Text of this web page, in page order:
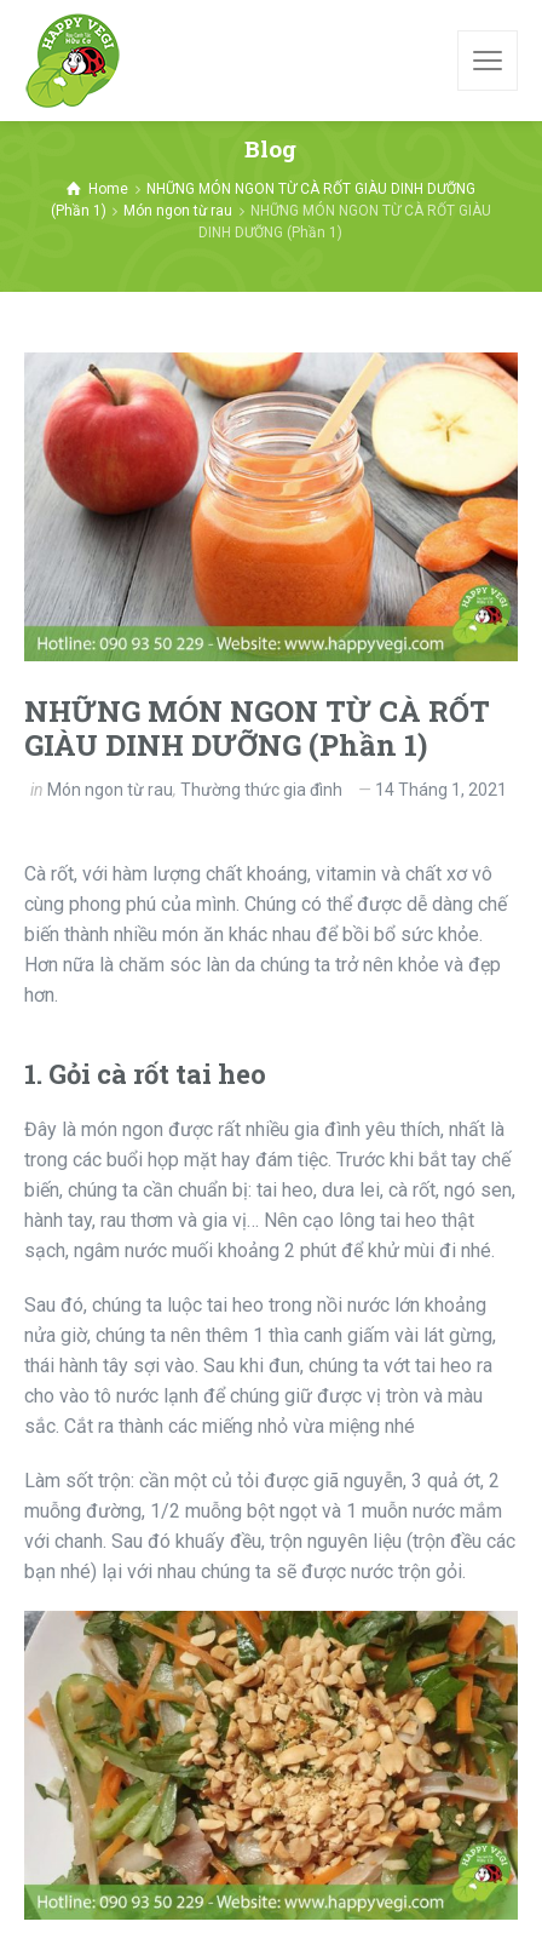
Blog
Home
NHỮNG MÓN NGON TỪ CÀ RỐT GIÀU DINH DƯỠNG
(Phần 1)
Món ngon từ rau
NHỮNG MÓN NGON TỪ CÀ RỐT GIÀU
DINH DƯỠNG (Phần 1)
NHỮNG MÓN NGON TỪ CÀ RỐT
GIÀU DINH DƯỠNG (Phần 1)
in Món ngon từ rau, Thường thức gia đình 14 Tháng 1, 2021
Cà rốt, với hàm lượng chất khoáng, vitamin và chất xơ vô
cùng phong phú của mình. Chúng có thể được dễ dàng chế
biến thành nhiều món ăn khác nhau để bồi bổ sức khỏe.
Hơn nữa là chăm sóc làn da chúng ta trở nên khỏe và đẹp
hơn.
1. Gỏi cà rốt tai heo
Đây là món ngon được rất nhiều gia đình yêu thích, nhất là
trong các buổi họp mặt hay đám tiệc. Trước khi bắt tay chế
biến, chúng ta cần chuẩn bị: tai heo, dưa lei, cà rốt, ngó sen,
hành tay, rau thơm và gia vị… Nên cạo lông tai heo thật
sạch, ngâm nước muối khoảng 2 phút để khử mùi đi nhé.
Sau đó, chúng ta luộc tai heo trong nồi nước lớn khoảng
nửa giờ, chúng ta nên thêm 1 thìa canh giấm vài lát gừng,
thái hành tây sợi vào. Sau khi đun, chúng ta vớt tai heo ra
cho vào tô nước lạnh để chúng giữ được vị tròn và màu
sắc. Cắt ra thành các miếng nhỏ vừa miệng nhé
Làm sốt trộn: cần một củ tỏi được giã nguyễn, 3 quả ớt, 2
muỗng đường, 1/2 muỗng bột ngọt và 1 muỗn nước mắm
với chanh. Sau đó khuấy đều, trộn nguyên liệu (trộn đều các
bạn nhé) lại với nhau chúng ta sẽ được nước trộn gỏi.